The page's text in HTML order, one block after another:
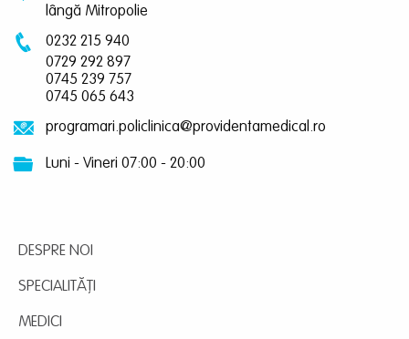
lângă Mitropolie
0232 215 940
0729 292 897
0745 239 757
0745 065 643
programari.policlinica@providentamedical.ro
Luni - Vineri 07:00 - 20:00
DESPRE NOI
SPECIALITĂȚI
MEDICI